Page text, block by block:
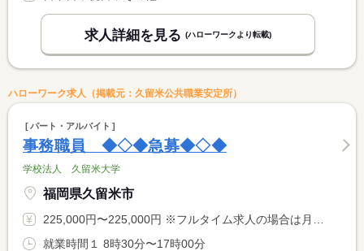
求人詳細を見る (ハローワークより転載)
ハローワーク求人（掲載元：久留米公共職業安定所）
パート・アルバイト
事務職員 ◆◇◆急募◆◇◆
学校法人 久留米大学
福岡県久留米市
225,000円〜225,000円 ※フルタイム求人の場合は月額（換算額）、パート求人の場合は時間額を表示しています。
就業時間１ 8時30分〜17時00分